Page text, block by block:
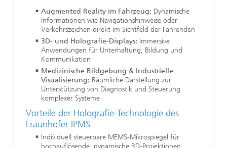
Augmented Reality im Fahrzeug: Dynamische
Informationen wie Navigationshinweise oder
Verkehrszeichen direkt im Sichtfeld der Fahrenden
3D- und Holografie-Displays: Immersive
Anwendungen für Unterhaltung, Bildung und
Kommunikation
Medizinische Bildgebung & Industrielle
Visualisierung: Räumliche Darstellung zur
Unterstützung von Diagnostik und Steuerung
komplexer Systeme
Vorteile der Holografie-Technologie des
Fraunhofer IPMS
Individuell steuerbare MEMS-Mikrospiegel für